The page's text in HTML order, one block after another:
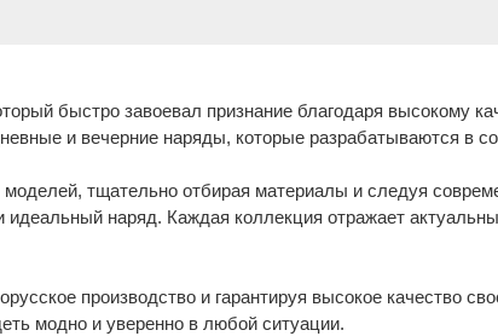
быстро завоевал признание благодаря высокому
и вечерние наряды, которые разрабатываются в
моделей, тщательно отбирая материалы и следуя
идеальный наряд. Каждая коллекция отражает
производство и гарантируя высокое качество
модно и уверенно в любой ситуации.